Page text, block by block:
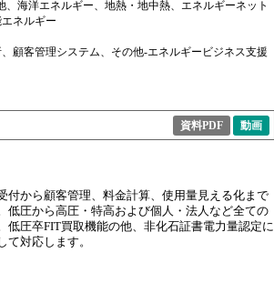
海洋エネルギー、地熱・地中熱、エネルギーネット
ネルギー
顧客管理システム、その他-エネルギービジネス支援
動画
資料PDF
付から顧客管理、料金計算、使用量見える化まで
低圧から高圧・特高および個人・法人など全ての
圧卒FIT買取機能の他、非化石証書電力量認定に
対応します。